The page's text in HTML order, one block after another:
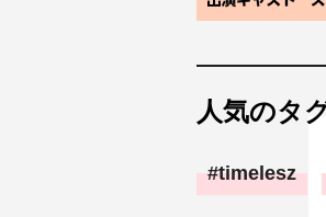
人気のタ
timelesz